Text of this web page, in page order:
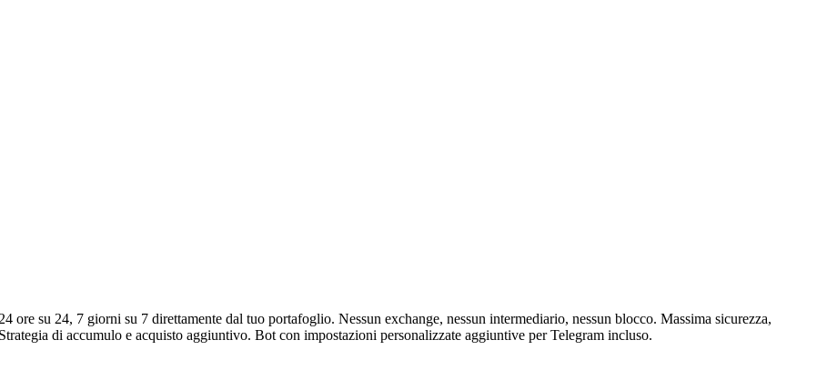
su 24, 7 giorni su 7 direttamente dal tuo portafoglio. Nessun exchange, nessun intermediario, nessun blocco. Massima sicurezza,
di accumulo e acquisto aggiuntivo. Bot con impostazioni personalizzate aggiuntive per Telegram incluso.